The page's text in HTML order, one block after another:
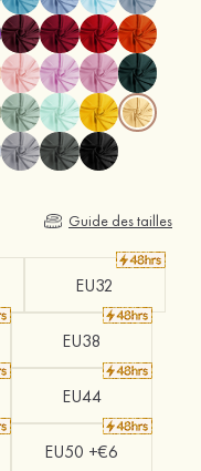
Guide des tailles
EU32
EU38
EU44
EU50 +€6